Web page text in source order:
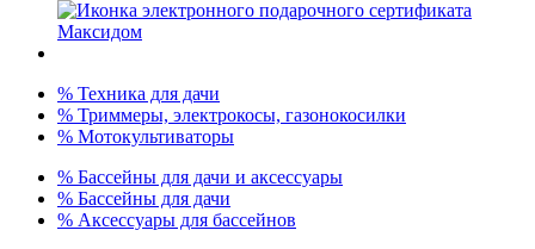
% Техника для дачи
% Триммеры, электрокосы, газонокосилки
% Мотокультиваторы
% Бассейны для дачи и аксессуары
% Бассейны для дачи
% Аксессуары для бассейнов